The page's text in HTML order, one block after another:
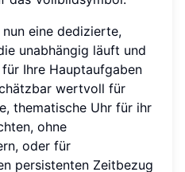
eine dedizierte,
unabhängig läuft und
Ihre Hauptaufgaben
wertvoll für
thematische Uhr für ihr
ohne
oder für
persistenten Zeitbezug